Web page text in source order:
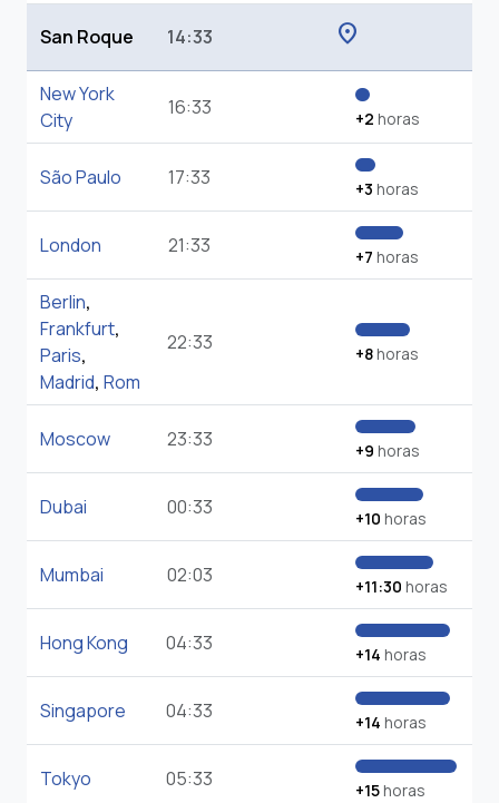
San Roque 14:33 location_on
New York
City
16:33 +2 horas
São Paulo 17:33 +3 horas
London 21:33 +7 horas
Berlin,
Frankfurt,
Paris,
Madrid, Rom
22:33 +8horas
Moscow 23:33 +9 horas
Dubai 00:33 +10 horas
Mumbai 02:03 +11:30 horas
Hong Kong 04:33 +14 horas
Singapore 04:33 +14 horas
Tokyo 05:33 +15horas